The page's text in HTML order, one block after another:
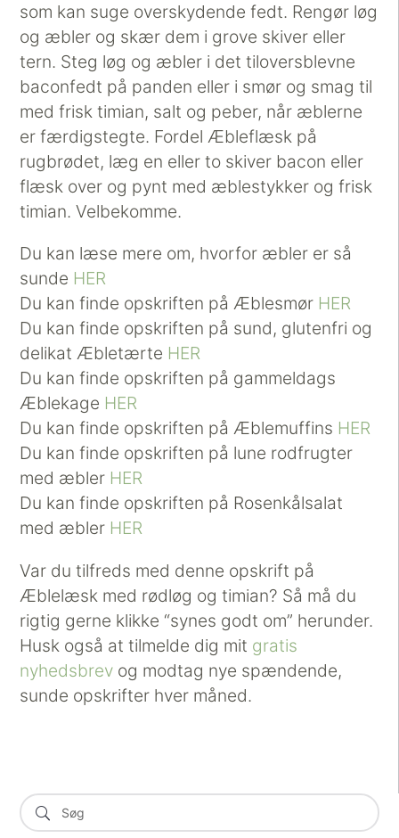
som kan suge overskydende fedt. Rengør løg
og æbler og skær dem i grove skiver eller
tern. Steg løg og æbler i det tiloversblevne
baconfedt på panden eller i smør og smag til
med frisk timian, salt og peber, når æblerne
er færdigstegte. Fordel Æbleflæsk på
rugbrødet, læg en eller to skiver bacon eller
flæsk over og pynt med æblestykker og frisk
timian. Velbekomme.
Du kan læse mere om, hvorfor æbler er så
sunde HER
Du kan finde opskriften på Æblesmør HER
Du kan finde opskriften på sund, glutenfri og
delikat Æbletærte HER
Du kan finde opskriften på gammeldags
Æblekage HER
Du kan finde opskriften på Æblemuffins HER
Du kan finde opskriften på lune rodfrugter
med æbler HER
Du kan finde opskriften på Rosenkålsalat
med æbler HER
Var du tilfreds med denne opskrift på
Æblelæsk med rødløg og timian? Så må du
rigtig gerne klikke “synes godt om” herunder.
Husk også at tilmelde dig mit gratis
nyhedsbrev og modtag nye spændende,
sunde opskrifter hver måned.